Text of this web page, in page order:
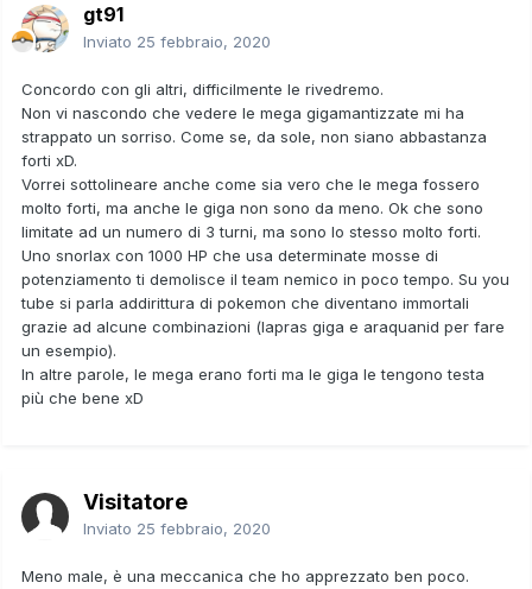
gt91
Inviato 25 febbraio, 2020
Concordo con gli altri, difficilmente le rivedremo.
Non vi nascondo che vedere le mega gigamantizzate mi ha
strappato un sorriso. Come se, da sole, non siano abbastanza
forti xD.
Vorrei sottolineare anche come sia vero che le mega fossero
molto forti, ma anche le giga non sono da meno. Ok che sono
limitate ad un numero di 3 turni, ma sono lo stesso molto forti.
Uno snorlax con 1000 HP che usa determinate mosse di
potenziamento ti demolisce il team nemico in poco tempo. Su you
tube si parla addirittura di pokemon che diventano immortali
grazie ad alcune combinazioni (lapras giga e araquanid per fare
un esempio).
In altre parole, le mega erano forti ma le giga le tengono testa
più che bene xD
Visitatore
Inviato 25 febbraio, 2020
Meno male, è una meccanica che ho apprezzato ben poco.